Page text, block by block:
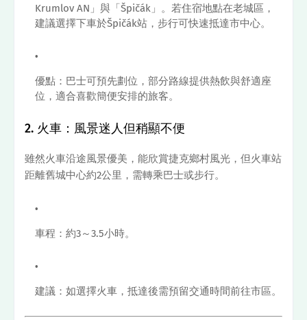
Krumlov AN」與「Špičák」。若住宿地點在老城區，
建議選擇下車於Špičák站，步行可快速抵達市中心。
優點：巴士可預先劃位，部分路線提供熱飲與舒適座
位，適合喜歡簡便安排的旅客。
2. 火車：風景迷人但稍顯不便
雖然火車沿途風景優美，能欣賞捷克鄉村風光，但火車站
距離舊城中心約2公里，需轉乘巴士或步行。
車程：約3～3.5小時。
建議：如選擇火車，抵達後需預留交通時間前往市區。